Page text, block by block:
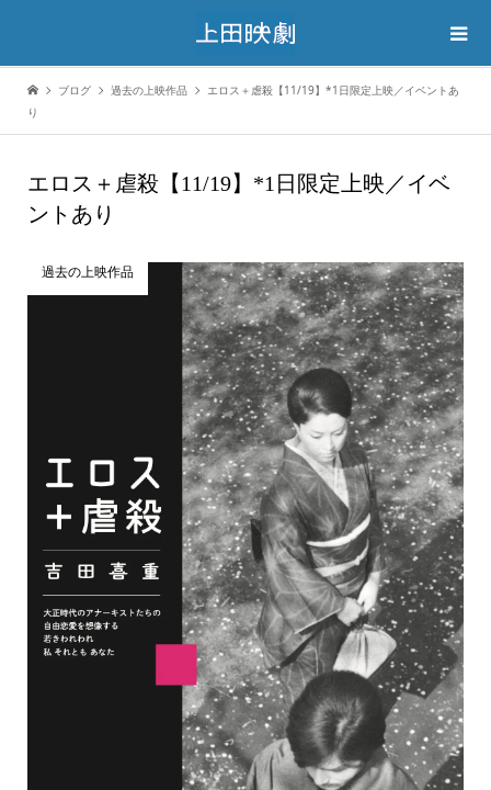
ブログ 過去の上映作品
エロス＋虐殺【11/19】*1日限定上映／イベントあ
り
エロス＋虐殺【11/19】*1日限定上映／イベ
ントあり
過去の上映作品